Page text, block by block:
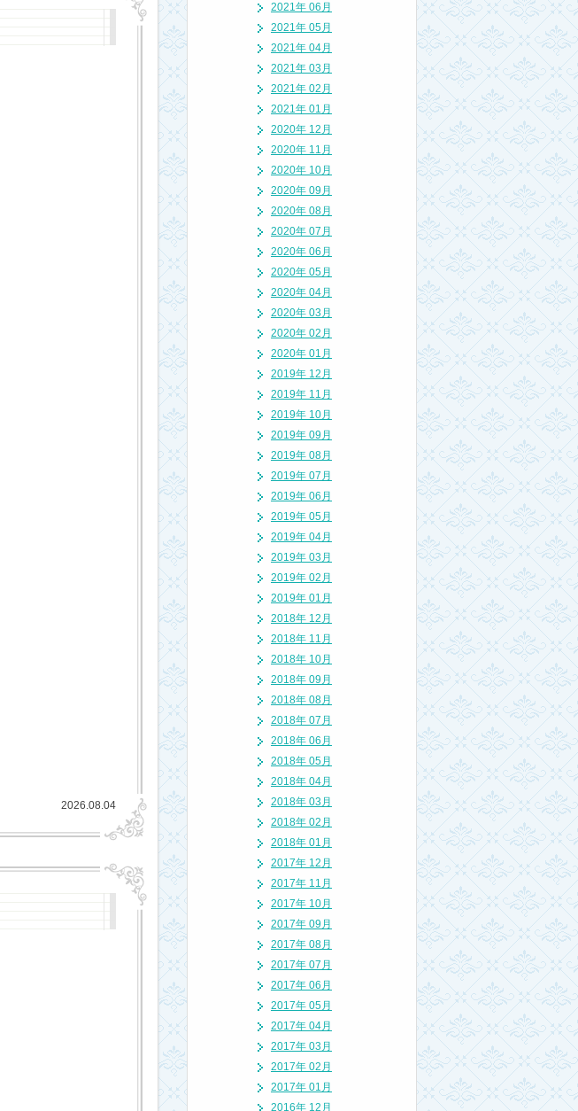
2026.08.04
2021年 06月
2021年 05月
2021年 04月
2021年 03月
2021年 02月
2021年 01月
2020年 12月
2020年 11月
2020年 10月
2020年 09月
2020年 08月
2020年 07月
2020年 06月
2020年 05月
2020年 04月
2020年 03月
2020年 02月
2020年 01月
2019年 12月
2019年 11月
2019年 10月
2019年 09月
2019年 08月
2019年 07月
2019年 06月
2019年 05月
2019年 04月
2019年 03月
2019年 02月
2019年 01月
2018年 12月
2018年 11月
2018年 10月
2018年 09月
2018年 08月
2018年 07月
2018年 06月
2018年 05月
2018年 04月
2018年 03月
2018年 02月
2018年 01月
2017年 12月
2017年 11月
2017年 10月
2017年 09月
2017年 08月
2017年 07月
2017年 06月
2017年 05月
2017年 04月
2017年 03月
2017年 02月
2017年 01月
2016年 12月